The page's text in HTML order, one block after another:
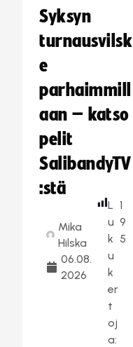
Syksyn
turnausvilsk
e
parhaimmill
aan – katso
pelit
SalibandyTV
:stä
Mika
Hilska
06.08.
2026
L
u
k
u
k
er
t
oj
a:
1
9
5